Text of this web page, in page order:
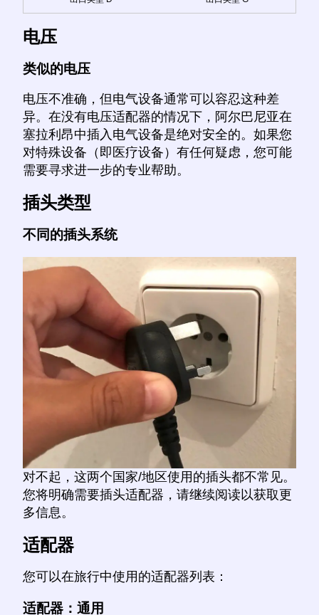
电压
类似的电压
电压不准确，但电气设备通常可以容忍这种差
异。在没有电压适配器的情况下，阿尔巴尼亚在
塞拉利昂中插入电气设备是绝对安全的。如果您
对特殊设备（即医疗设备）有任何疑虑，您可能
需要寻求进一步的专业帮助。
插头类型
不同的插头系统
对不起，这两个国家/地区使用的插头都不常见。
您将明确需要插头适配器，请继续阅读以获取更
多信息。
适配器
您可以在旅行中使用的适配器列表：
适配器：通用